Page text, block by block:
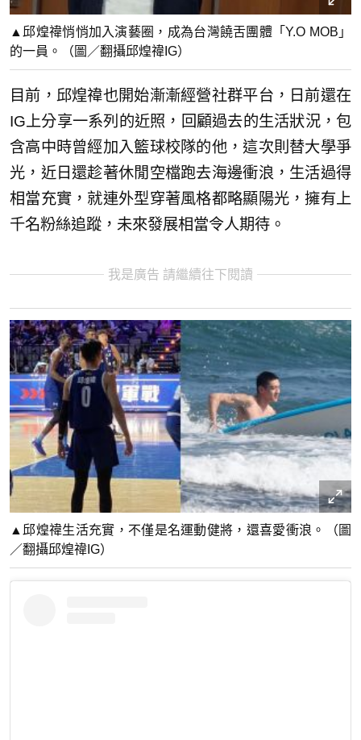
▲邱煌禕悄悄加入演藝圈，成為台灣饒舌團體「Y.O MOB」
的一員。（圖／翻攝邱煌禕IG）
目前，邱煌禕也開始漸漸經營社群平台，日前還在
IG上分享一系列的近照，回顧過去的生活狀況，包
含高中時曾經加入籃球校隊的他，這次則替大學爭
光，近日還趁著休閒空檔跑去海邊衝浪，生活過得
相當充實，就連外型穿著風格都略顯陽光，擁有上
千名粉絲追蹤，未來發展相當令人期待。
我是廣告 請繼續往下閱讀
▲邱煌禕生活充實，不僅是名運動健將，還喜愛衝浪。（圖
／翻攝邱煌禕IG）